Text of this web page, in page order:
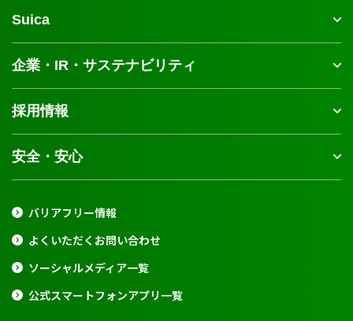
Suica
企業・IR・サステナビリティ
採用情報
安全・安心
バリアフリー情報
よくいただくお問い合わせ
ソーシャルメディア一覧
公式スマートフォンアプリ一覧